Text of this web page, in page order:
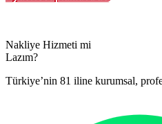
Nakliye Hizmeti mi
Lazım?
Türkiye’nin 81 iline kurumsal,